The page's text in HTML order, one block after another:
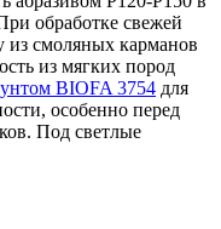
обработке свежей
из смоляных карманов
из мягких пород
BIOFA 3754 для
особенно перед
Под светлые